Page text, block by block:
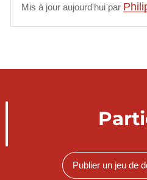
Mis à jour aujourd'hui par
Publier un jeu de